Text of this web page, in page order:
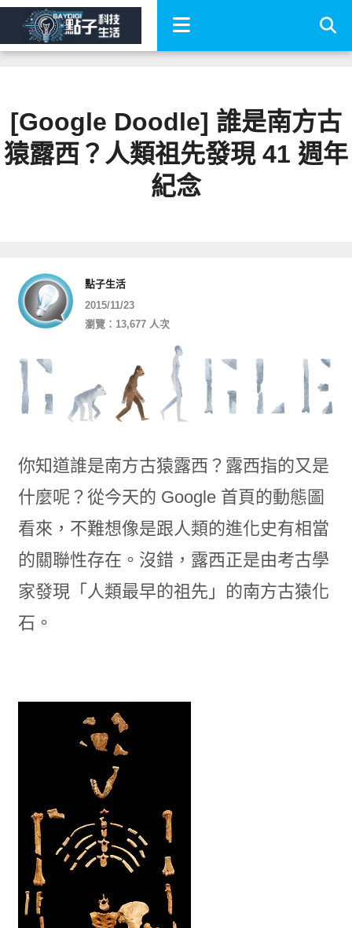
[Google Doodle] 誰是南方古
猿露西？人類祖先發現 41 週年
紀念
點子生活
2015/11/23
瀏覽：13,677 人次
你知道誰是南方古猿露西？露西指的又是
什麼呢？從今天的 Google 首頁的動態圖
看來，不難想像是跟人類的進化史有相當
的關聯性存在。沒錯，露西正是由考古學
家發現「人類最早的祖先」的南方古猿化
石。